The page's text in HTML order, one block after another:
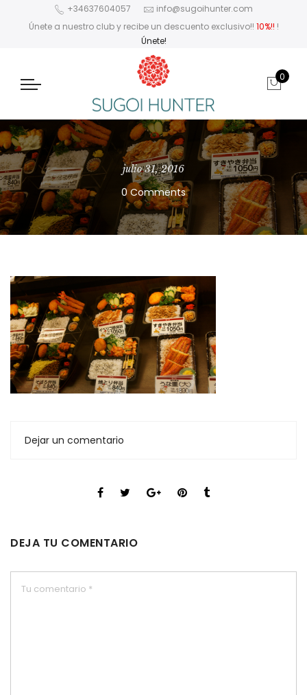
+34637604057
info@sugoihunter.com
Únete a nuestro club y recibe un descuento exclusivo!! 10%!! !
Únete!
0
julio 31, 2016
0 Comments
Dejar un comentario
DEJA TU COMENTARIO